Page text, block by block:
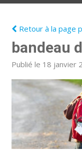
Retour à la page
bandeau
Publié le 18 janvier